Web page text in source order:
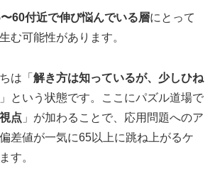
60付近で伸び悩んでいる層にとって
む可能性があります。
は「 解き方は知っているが、少しひね
」という状態です。ここにパズル道場で
点 」が加わることで、応用問題へのア
差値が一気に65以上に跳ね上がるケ
す。